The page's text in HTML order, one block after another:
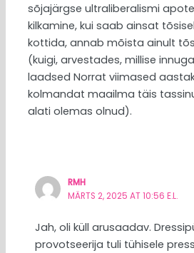
sõjajärgse ultraliberalismi
kilkamine, kui saab ainsat
kottida, annab mõista ainult
(kuigi, arvestades, millise
laadsed Norrat viimased
kolmandat maailma täis
alati olemas olnud).
RMH
MÄRTS 2, 2025 AT 10:56 E.L.
Jah, oli küll arusaadav.
provotseerija tuli tühisele